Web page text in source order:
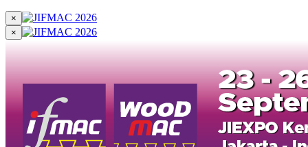
×
×